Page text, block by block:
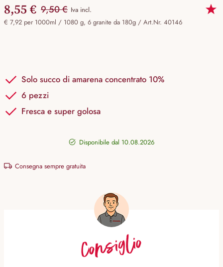
8,55 € 9,50 € Iva incl.
€ 7,92 per 1000ml / 1080 g, 6 granite da 180g / Art.Nr. 40146
Solo succo di amarena concentrato 10%
6 pezzi
Fresca e super golosa
Disponibile dal 10.08.2026
Consegna sempre gratuita
Consiglio